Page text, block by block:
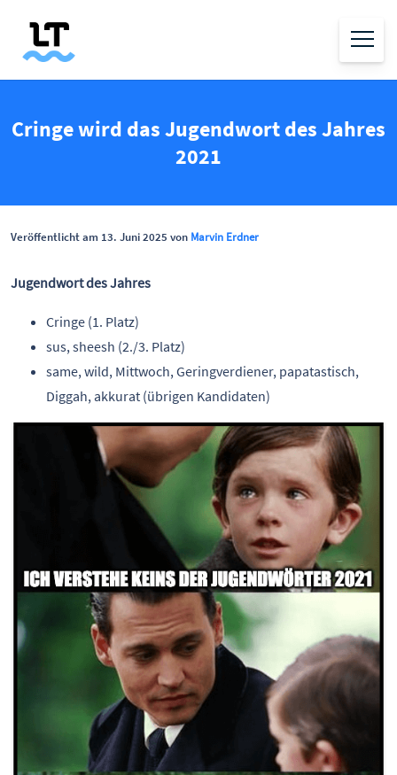
Cringe wird das Jugendwort des Jahres
2021
Veröffentlicht am 13. Juni 2025 von Marvin Erdner
Jugendwort des Jahres
Cringe (1. Platz)
sus, sheesh (2./3. Platz)
same, wild, Mittwoch, Geringverdiener, papatastisch,
Diggah, akkurat (übrigen Kandidaten)